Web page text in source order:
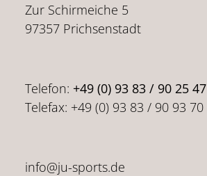
Zur Schirmeiche 5
97357 Prichsenstadt
Telefon: +49 (0) 93 83 / 90 25 47
Telefax: +49 (0) 93 83 / 90 93 70
info@ju-sports.de